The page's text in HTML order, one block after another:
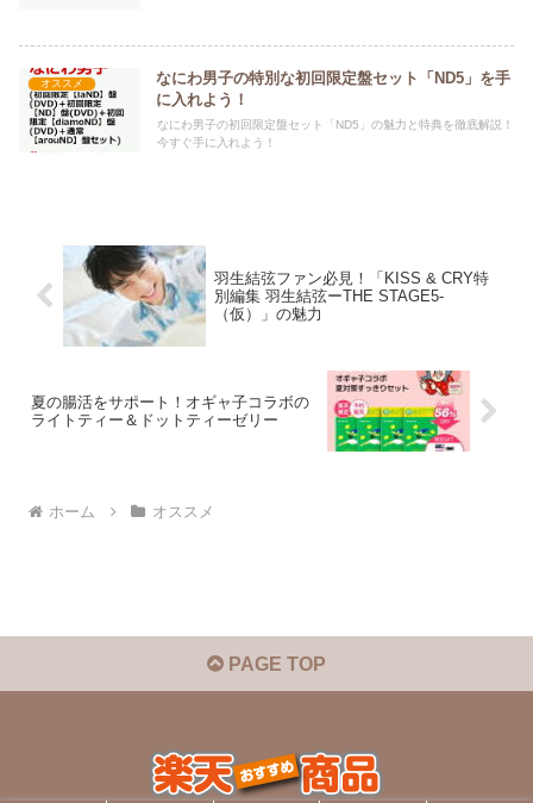
オススメ
なにわ男子の特別な初回限定盤セット「ND5」を手
に入れよう！
なにわ男子の初回限定盤セット「ND5」の魅力と特典を徹底解説！
今すぐ手に入れよう！
羽生結弦ファン必見！「KISS & CRY特
別編集 羽生結弦ーTHE STAGE5-
（仮）」の魅力
夏の腸活をサポート！オギャ子コラボの
ライトティー＆ドットティーゼリー
ホーム オススメ
PAGE TOP